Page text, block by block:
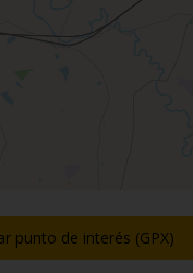
punto de interés (GPX)